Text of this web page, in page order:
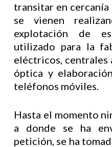
transitar en cercanía
se vienen
explotación de
utilizado para la
eléctricos, centrales
óptica y
teléfonos móviles.
Hasta el momento
a donde se ha
petición, se ha